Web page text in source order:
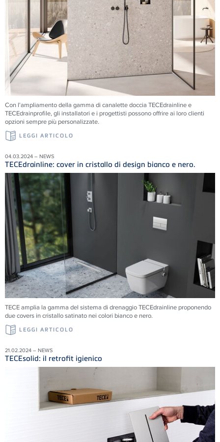
Con l'ampliamento della gamma di canalette doccia TECEdrainline e
TECEdrainprofile, gli installatori e i progettisti possono offrire ai loro clienti
opzioni sempre più personalizzate.
LEGGI ARTICOLO
04.03.2024 – NEWS
TECEdrainline: cover in cristallo di design bianco e nero.
TECE amplia la gamma del sistema di drenaggio TECEdrainline proponendo
due covers in cristallo satinato nei colori bianco e nero.
LEGGI ARTICOLO
21.02.2024 – NEWS
TECEsolid: il retrofit igienico